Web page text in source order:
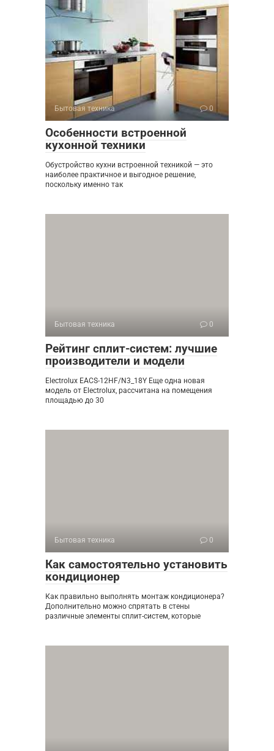
Бытовая техника 0
Особенности встроенной
кухонной техники
Обустройство кухни встроенной техникой — это
наиболее практичное и выгодное решение,
поскольку именно так
Бытовая техника 0
Рейтинг сплит-систем: лучшие
производители и модели
Electrolux EACS-12HF/N3_18Y Еще одна новая
модель от Electrolux, рассчитана на помещения
площадью до 30
Бытовая техника 0
Как самостоятельно установить
кондиционер
Как правильно выполнять монтаж кондиционера?
Дополнительно можно спрятать в стены
различные элементы сплит-систем, которые